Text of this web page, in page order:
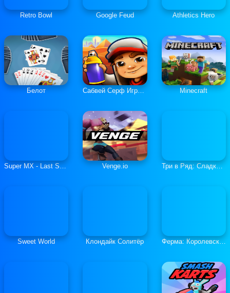
Retro Bowl Google Feud Athletics Hero
Белот Сабвей Серф Играть Онлайн Minecraft
Super MX - Last Season Venge.io Три в Ряд: Сладкие Загадки
Sweet World Клондайк Солитёр Ферма: Королевская История